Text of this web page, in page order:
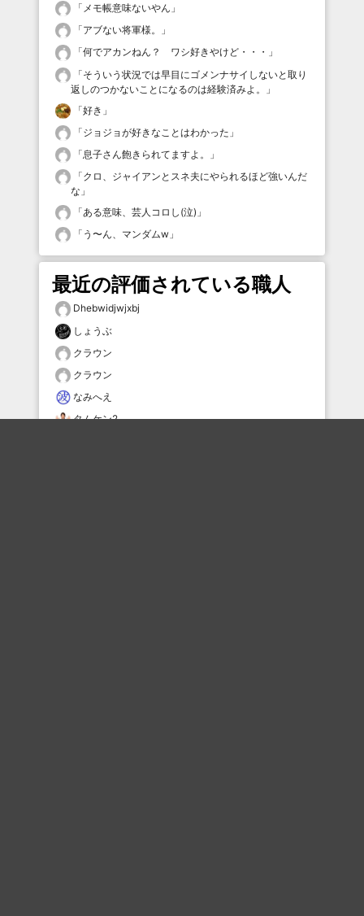
「 メモ帳意味ないやん 」
「アブない将軍様。
」
「何でアカンねん？ ワシ好きやけど・・・ 」
「そういう状況では早目にゴメンナサイしないと取り
返しのつかないことになるのは経験済みよ。
」
「好き 」
「ジョジョが好きなことはわかった 」
「息子さん飽きられてますよ。
」
「クロ、ジャイアンとスネ夫にやられるほど強いんだ
な 」
「ある意味、芸人コロし(泣) 」
「 う〜ん、マンダムw 」
最近の評価されている職人
Dhebwidjwjxbj
しょうぶ
クラウン
クラウン
なみへえ
タムケン2